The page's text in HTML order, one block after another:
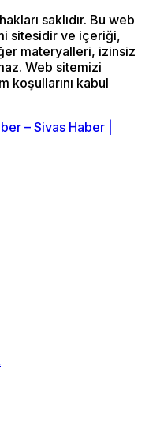
saklıdır. Bu web
sitesidir ve içeriği,
materyalleri, izinsiz
Web sitemizi
koşullarını kabul